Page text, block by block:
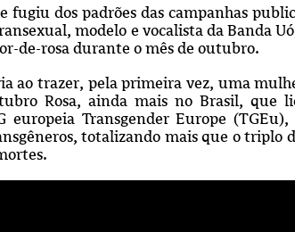
fugiu dos padrões das campanhas
modelo e vocalista da Banda
de-rosa durante o mês de outubro.
ao trazer, pela primeira vez, uma
Rosa, ainda mais no Brasil, que
europeia Transgender Europe
totalizando mais que o triplo